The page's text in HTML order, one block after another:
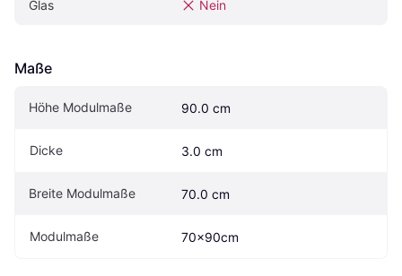
Glas Nein
Maße
Höhe Modulmaße 90.0 cm
Dicke 3.0 cm
Breite Modulmaße 70.0 cm
Modulmaße 70x90cm